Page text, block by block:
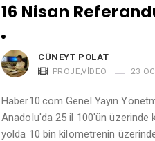
16 Nisan
CÜNEYT POLAT
PROJE,VIDEO 23
Haber10.com Genel Yayın
Anadolu'da 25 il 100'ün üzerinde
yolda 10 bin kilometrenin